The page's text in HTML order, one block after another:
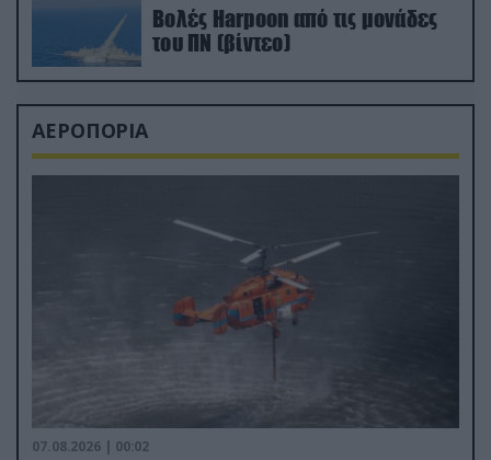
Βολές Harpoon από τις μονάδες
του ΠΝ (βίντεο)
ΑΕΡΟΠΟΡΙΑ
07.08.2026 | 00:02